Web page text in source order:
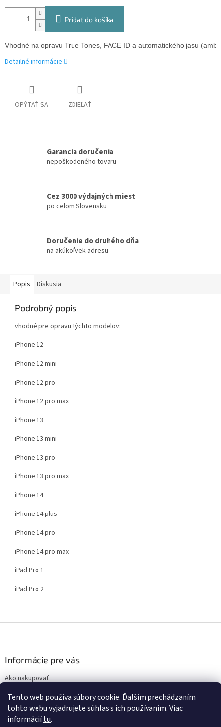
Tento web používa súbory cookie. Ďalším prechádzaním
tohto webu vyjadrujete súhlas s ich používaním. Viac
informáciítu.
Pridať do košíka
Vhodné na opravu True Tones, FACE ID a automatického jasu
Detailné informácie
OPÝTAŤ SA ZDIEĽAŤ
Garancia doručenia
nepoškodeného tovaru
Cez 3000 výdajných miest
po celom Slovensku
Doručenie do druhého dňa
na akúkoľvek adresu
Popis Diskusia
Podrobný popis
vhodné pre opravu týchto modelov:
iPhone 12
iPhone 12 mini
iPhone 12 pro
iPhone 12 pro max
iPhone 13
iPhone 13 mini
iPhone 13 pro
iPhone 13 pro max
iPhone 14
iPhone 14 plus
iPhone 14 pro
iPhone 14 pro max
iPad Pro 1
iPad Pro 2
i
Informácie pre vás
Ako nakupovať
Podmienky ochrany osobných údajov